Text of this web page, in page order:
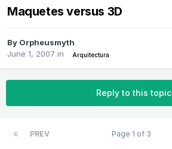
Maquetes versus 3D
By Orpheusmyth
June 1, 2007 in Arquitectura
Reply to this topic
PREV Page 1 of 3